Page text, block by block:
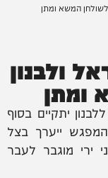
המשא ומתן
ולבנון
ומתן
יתקיים בסוף
ייערך בצל
ירי מוגבר לעבר